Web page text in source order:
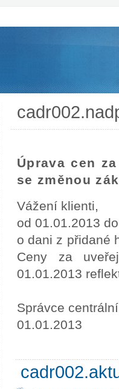
Úprava cen
se změnou
Vážení klienti,
od 01.01.2013
o dani z přidané
Ceny za
01.01.2013
Správce
01.01.2013